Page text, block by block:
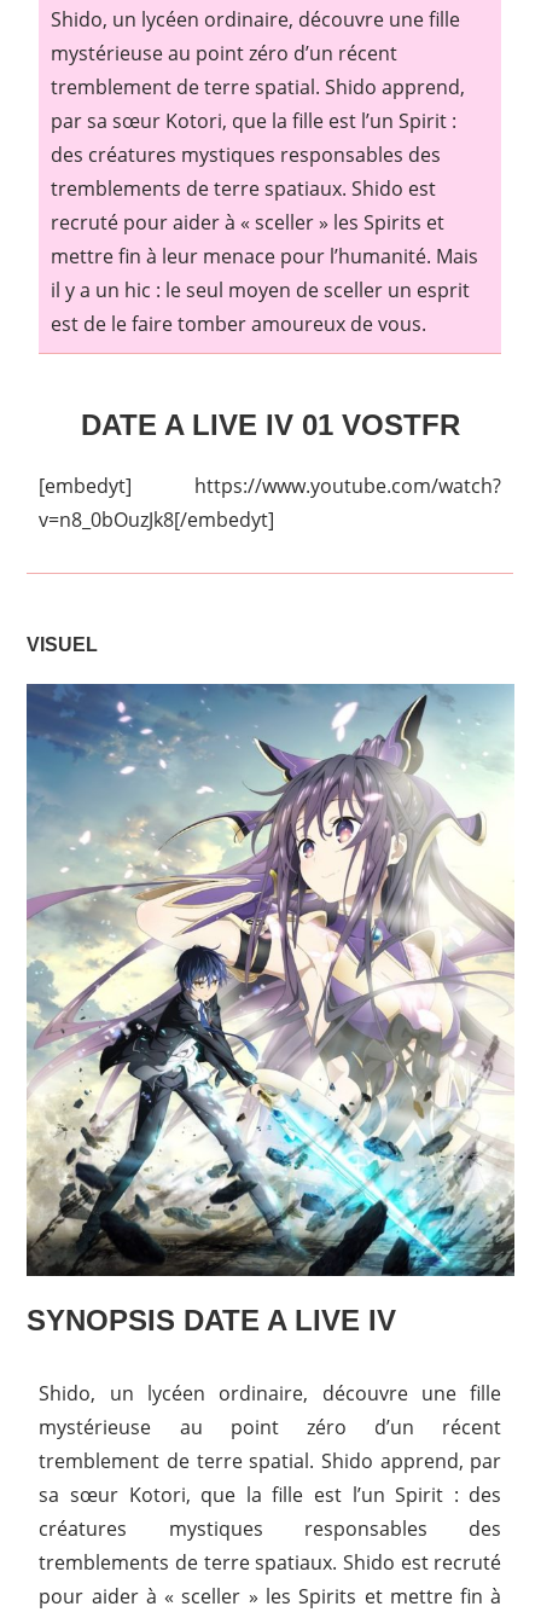
Shido, un lycéen ordinaire, découvre une fille
mystérieuse au point zéro d’un récent
tremblement de terre spatial. Shido apprend,
par sa sœur Kotori, que la fille est l’un Spirit :
des créatures mystiques responsables des
tremblements de terre spatiaux. Shido est
recruté pour aider à « sceller » les Spirits et
mettre fin à leur menace pour l’humanité. Mais
il y a un hic : le seul moyen de sceller un esprit
est de le faire tomber amoureux de vous.
DATE A LIVE IV 01 VOSTFR
[embedyt] https://www.youtube.com/watch?
v=n8_0bOuzJk8[/embedyt]
VISUEL
SYNOPSIS DATE A LIVE IV
Shido, un lycéen ordinaire, découvre une fille
mystérieuse au point zéro d’un récent
tremblement de terre spatial. Shido apprend, par
sa sœur Kotori, que la fille est l’un Spirit : des
créatures mystiques responsables des
tremblements de terre spatiaux. Shido est recruté
pour aider à « sceller » les Spirits et mettre fin à